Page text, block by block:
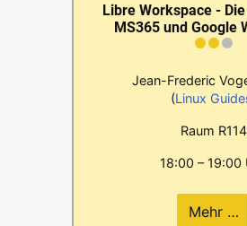
Libre Workspace -
MS365 und Google
Jean-Frederic
(Linux
Raum R114
18:00 – 19:00
Mehr …